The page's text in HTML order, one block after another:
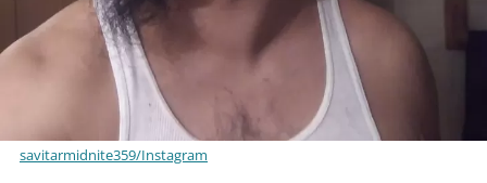
savitarmidnite359/Instagram